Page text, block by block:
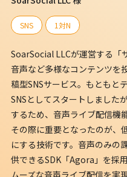
SNS 1対N
SoarSocial LLCが運営する「
音声など多様なコンテンツを
稿型SNSサービス。もともと
SNSとしてスタートしました
するため、音声ライブ配信機
その際に重要となったのが、
にする技術です。音声のみの
供できるSDK「Agora」を採